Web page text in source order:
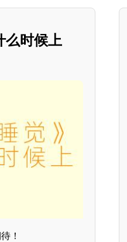
么时候上
！